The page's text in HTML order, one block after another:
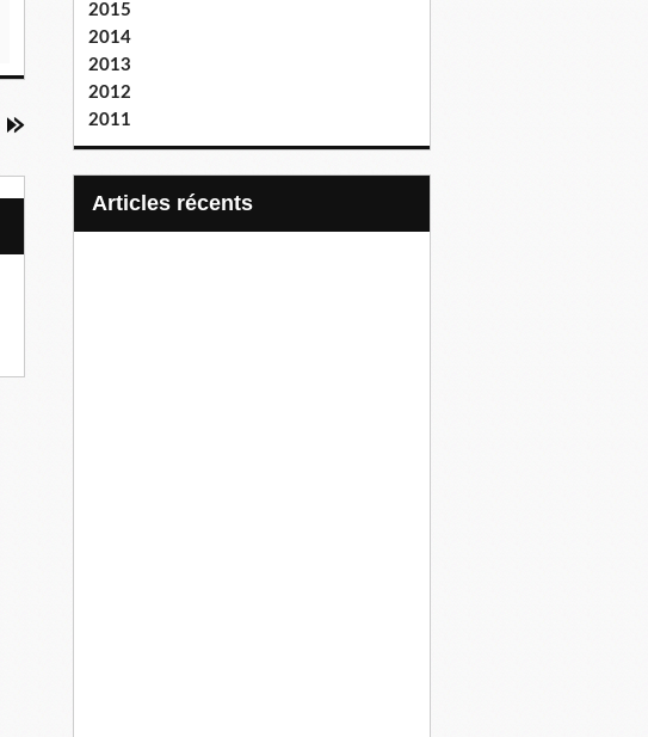
2015
2014
2013
2012
2011
articles récents